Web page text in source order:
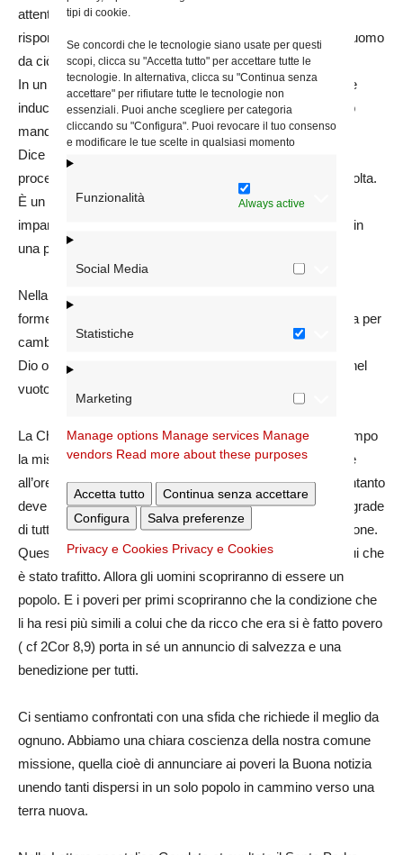
tipi di cookie.
Se concordi che le tecnologie siano usate per questi
scopi, clicca su "Accetta tutto" per accettare tutte le
tecnologie. In alternativa, clicca su "Continua senza
accettare" per rifiutare tutte le tecnologie non
essenziali. Puoi anche scegliere per categoria
cliccando su "Configura". Puoi revocare il tuo consenso
e modificare le tue scelte in qualsiasi momento
Funzionalità Always active
Social Media
Statistiche
Marketing
Manage options Manage services Manage
vendors Read more about these purposes
Accetta tutto
Continua senza accettare
Configura
Salva preferenze
Privacy e Cookies Privacy e Cookies
attento. E il Signore come già con il suo popolo oppresso
risponde investendo la Chiesa della missione di liberare l’uomo
da ciò che ne schiaccia la dignità.
In un tempo nel quale le diversità di culture e di condizione
inducono molti a separare e ad escludere, in forza del suo
mandato la Chiesa è impegnata a integrare e a unire.
Dice il Papa: «Diventare un popolo richiede un costante
processo nel quale ogni nuova generazione si vede coinvolta.
È un lavoro lento e arduo che esige di volersi integrare e
imparare a farlo fino a sviluppare una cultura dell’incontro in
una pluriforme armonia» EG 220.
Nella domanda di Filippo troviamo l’anelito che in diverse
forme è presente nel cuore di ognuno: vedere Dio all’opera per
cambiare il volto della storia.
Dio opera sempre, ma senza la fede lo sguardo si perde nel
vuoto, perché non ne sa vedere i segni.
La Chiesa, che animata dallo Spirito santo continua nel tempo
la missione del suo Maestro e Signore. è inviata a ripetere
all’orecchio di ognuno: chi ha visto Gesù ha visto Dio. E intanto
deve costruire i “segni” che confermano l’annuncio. Il più grade
di tutti, il segno decisivo è il convenire di tutti nella comunione.
Questo avverrà quando ognuno volgerà lo sguardo a Colui che
è stato trafitto. Allora gli uomini scopriranno di essere un
popolo. E i poveri per primi scopriranno che la condizione che
li ha resi più simili a colui che da ricco che era si è fatto povero
( cf 2Cor 8,9) porta in sé un annuncio di salvezza e una
benedizione per tutti.
Ci sentiamo confrontati con una sfida che richiede il meglio da
ognuno. Abbiamo una chiara coscienza della nostra comune
missione, quella cioè di annunciare ai poveri la Buona notizia
unendo tanti dispersi in un solo popolo in cammino verso una
terra nuova.